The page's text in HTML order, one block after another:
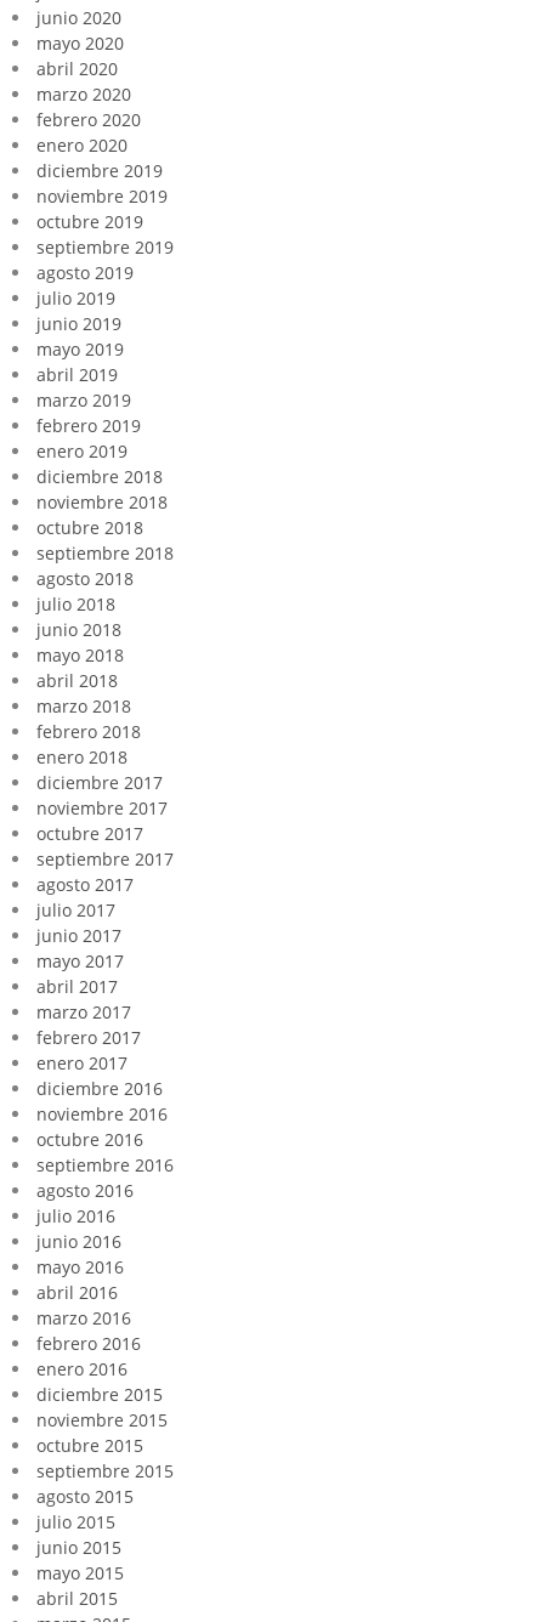
junio 2020
mayo 2020
abril 2020
marzo 2020
febrero 2020
enero 2020
diciembre 2019
noviembre 2019
octubre 2019
septiembre 2019
agosto 2019
julio 2019
junio 2019
mayo 2019
abril 2019
marzo 2019
febrero 2019
enero 2019
diciembre 2018
noviembre 2018
octubre 2018
septiembre 2018
agosto 2018
julio 2018
junio 2018
mayo 2018
abril 2018
marzo 2018
febrero 2018
enero 2018
diciembre 2017
noviembre 2017
octubre 2017
septiembre 2017
agosto 2017
julio 2017
junio 2017
mayo 2017
abril 2017
marzo 2017
febrero 2017
enero 2017
diciembre 2016
noviembre 2016
octubre 2016
septiembre 2016
agosto 2016
julio 2016
junio 2016
mayo 2016
abril 2016
marzo 2016
febrero 2016
enero 2016
diciembre 2015
noviembre 2015
octubre 2015
septiembre 2015
agosto 2015
julio 2015
junio 2015
mayo 2015
abril 2015